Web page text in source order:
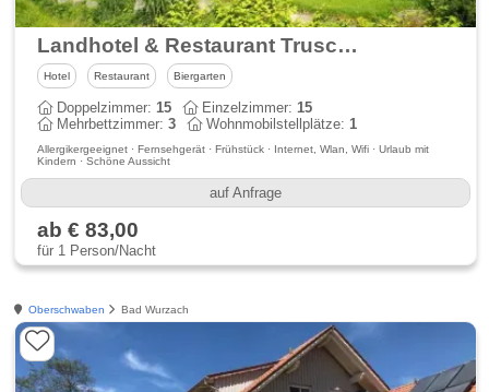
Landhotel & Restaurant Truschwende 4
Hotel Restaurant Biergarten
Doppelzimmer:15 Einzelzimmer:15
Mehrbettzimmer:3 Wohnmobilstellplätze:1
Allergikergeeignet · Fernsehgerät · Frühstück · Internet, Wlan, Wifi · Urlaub mit
Kindern · Schöne Aussicht
auf Anfrage
ab € 83,00
für 1 Person/Nacht
Oberschwaben Bad Wurzach